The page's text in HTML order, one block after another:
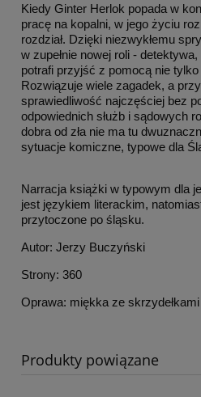
Kiedy Ginter Herlok popada w
pracę na kopalni, w jego życiu
rozdział. Dzięki niezwykłemu
w zupełnie nowej roli -
potrafi przyjść z pomocą nie
Rozwiązuje wiele zagadek, a
sprawiedliwość najczęściej bez
odpowiednich służb i sądowych
dobra od zła nie ma tu
sytuacje komiczne, typowe dla
Narracja książki w typowym dla
jest językiem literackim,
przytoczone po śląsku.
Autor: Jerzy Buczyński
Strony: 360
Oprawa: miękka ze skrzydełkami
Produkty powiązane